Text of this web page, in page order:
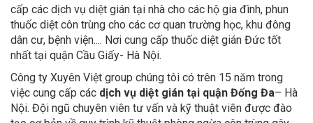
thuốc diệt côn trùng cho các cơ quan trường học, khu đông
dân cư, bệnh viện.... Nơi cung cấp thuốc diệt gián Đức tốt
nhất tại quận Cầu Giấy- Hà Nội.
Công ty Xuyên Việt group chúng tôi có trên 15 năm trong
việc cung cấp cácdịch vụ diệt gián tại quận Đống Đa– Hà
Nội. Đội ngũ chuyên viên tư vấn và kỹ thuật viên được đào
tạo cơ bản về quy trình kỹ thuật phòng ngừa côn trùng gây